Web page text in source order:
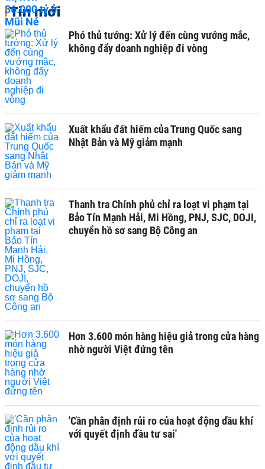
Tin mới
Phó thủ tướng: Xử lý đến cùng vướng mắc,
không đẩy doanh nghiệp đi vòng
Xuất khẩu đất hiếm của Trung Quốc sang
Nhật Bản và Mỹ giảm mạnh
Thanh tra Chính phủ chỉ ra loạt vi phạm tại
Bảo Tín Mạnh Hải, Mi Hồng, PNJ, SJC, DOJI,
chuyển hồ sơ sang Bộ Công an
Hơn 3.600 món hàng hiệu giả trong cửa hàng
nhờ người Việt đứng tên
'Cần phân định rủi ro của hoạt động dầu khí
với quyết định đầu tư sai'